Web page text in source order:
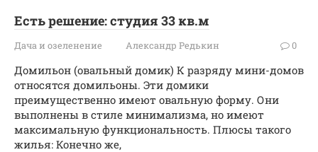
Есть решение: студия 33 кв.м
Дача и озеленение Александр Редькин 0
Домильон (овальный домик) К разряду мини-домов
относятся домильоны. Эти домики
преимущественно имеют овальную форму. Они
выполнены в стиле минимализма, но имеют
максимальную функциональность. Плюсы такого
жилья: Конечно же,